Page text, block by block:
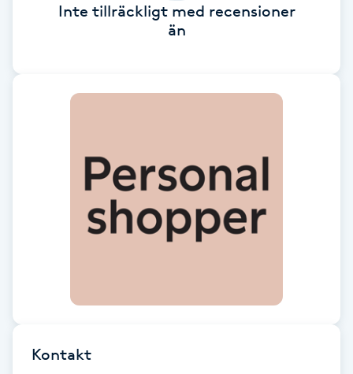
Bottenfärg
Brynfärgning
Bröllopsuppsättning
Coachning
Inte tillräckligt med recensioner
än
Kontakt